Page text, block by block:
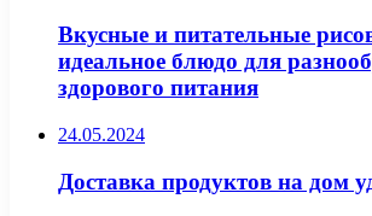
Вкусные и питательные
идеальное блюдо для
здорового питания
24.05.2024
Доставка продуктов на дом